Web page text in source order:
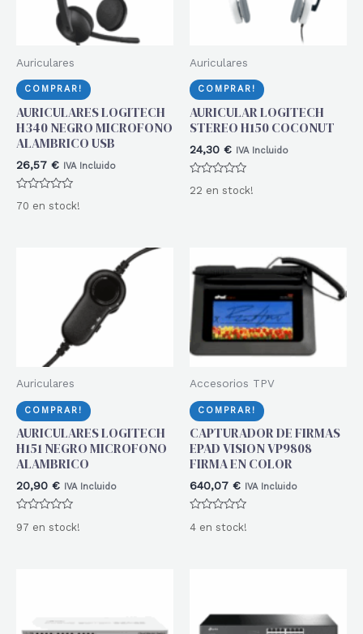
Auriculares
COMPRAR!
AURICULARES LOGITECH
H340 NEGRO MICROFONO
ALAMBRICO USB
26,57 € IVA Incluido
con
70 en stock!
Auriculares
COMPRAR!
AURICULAR LOGITECH
STEREO H150 COCONUT
24,30 € IVA Incluido
con
22 en stock!
Auriculares
COMPRAR!
AURICULARES LOGITECH
H151 NEGRO MICROFONO
ALAMBRICO
20,90 € IVA Incluido
con
97 en stock!
Accesorios TPV
COMPRAR!
CAPTURADOR DE FIRMAS
EPAD VISION VP9808
FIRMA EN COLOR
640,07 € IVA Incluido
con
4 en stock!